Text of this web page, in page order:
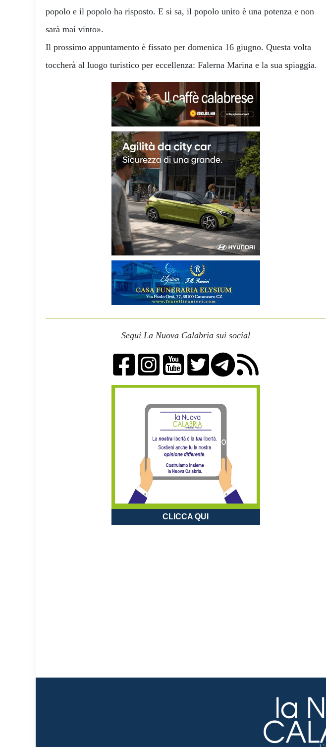
popolo e il popolo ha risposto. E si sa, il popolo unito è una potenza e non
sarà mai vinto».
Il prossimo appuntamento è fissato per domenica 16 giugno. Questa volta
toccherà al luogo turistico per eccellenza: Falerna Marina e la sua spiaggia.
Segui La Nuova Calabria sui social
CLICCA QUI